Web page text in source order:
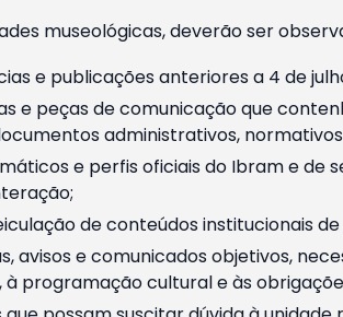
museológicas, deverão ser
e publicações anteriores a 4 de
e peças de comunicação que
administrativos,
e perfis oficiais do Ibram e de
de conteúdos institucionais
avisos e comunicados objetivos,
programação cultural e às